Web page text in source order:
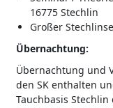
16775 Stechlin
Großer
Übernachtung:
Übernachtung und
den SK enthalten
Tauchbasis